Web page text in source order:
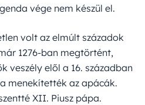
vége nem készül el.
volt az elmúlt századok
1276-ban megtörtént,
veszély elől a 16. században
menekítették az apácák.
XII. Piusz pápa.